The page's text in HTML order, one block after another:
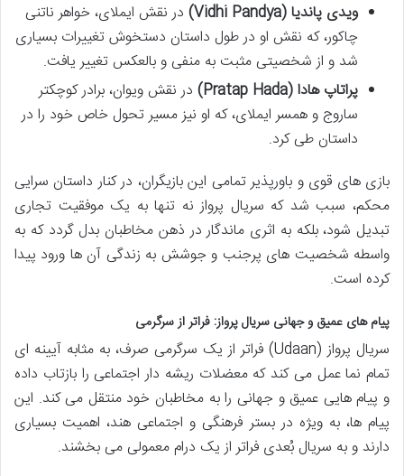
ویدی پاندیا (Vidhi Pandya)
در نقش ایملای، خواهر ناتنی
چاکور، که نقش او در طول داستان دستخوش تغییرات بسیاری
شد و از شخصیتی مثبت به منفی و بالعکس تغییر یافت.
پراتاپ هادا (Pratap Hada)
در نقش ویوان، برادر کوچکتر
ساروج و همسر ایملای، که او نیز مسیر تحول خاص خود را در
داستان طی کرد.
بازی های قوی و باورپذیر تمامی این بازیگران، در کنار داستان سرایی
محکم، سبب شد که سریال پرواز نه تنها به یک موفقیت تجاری
تبدیل شود، بلکه به اثری ماندگار در ذهن مخاطبان بدل گردد که به
واسطه شخصیت های پرجنب و جوشش به زندگی آن ها ورود پیدا
کرده است.
پیام های عمیق و جهانی سریال پرواز: فراتر از سرگرمی
سریال پرواز (Udaan) فراتر از یک سرگرمی صرف، به مثابه آیینه ای
تمام نما عمل می کند که معضلات ریشه دار اجتماعی را بازتاب داده
و پیام هایی عمیق و جهانی را به مخاطبان خود منتقل می کند. این
پیام ها، به ویژه در بستر فرهنگی و اجتماعی هند، اهمیت بسیاری
دارند و به سریال بُعدی فراتر از یک درام معمولی می بخشند.